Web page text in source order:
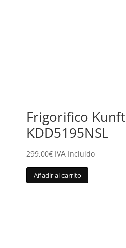
Frigorifico Kunft
KDD5195NSL
299,00€ IVA Incluido
Añadir al carrito